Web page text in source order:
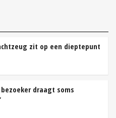
zit op een dieptepunt
draagt soms